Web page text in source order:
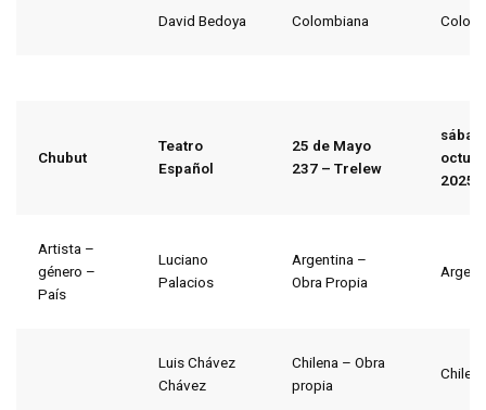
David Bedoya Colombiana
Chubut
Teatro
Español
25 de Mayo
237 – Trelew
2025
Artista –
género –
País
Luciano
Palacios
Argentina –
Obra Propia
Luis Chávez
Chávez
Chilena – Obra
propia
Chile